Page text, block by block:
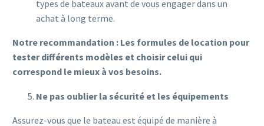
types de bateaux avant de vous engager dans un
achat à long terme.
Notre recommandation : Les formules de location pour
tester différents modèles et choisir celui qui
correspond le mieux à vos besoins.
Ne pas oublier la sécurité et les équipements
Assurez-vous que le bateau est équipé de manière à